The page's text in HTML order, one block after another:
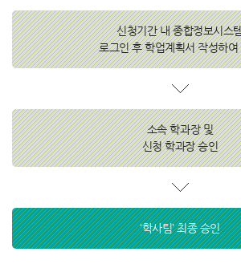
신청기간 내 종합정보시스
로그인 후 학업계획서 작성하여
소속 학과장 및
신청 학과장 승인
‘학사팀’ 최종 승인